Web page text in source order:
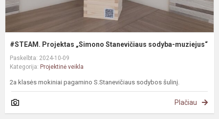
#STEAM. Projektas „Simono Stanevičiaus sodyba-muziejus“
Paskelbta: 2024-10-09
Kategorija: Projektinė veikla
2a klasės mokiniai pagamino S.Stanevičiaus sodybos šulinį.
Plačiau